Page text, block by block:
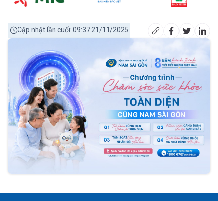
Cập nhật lần cuối: 09:37 21/11/2025